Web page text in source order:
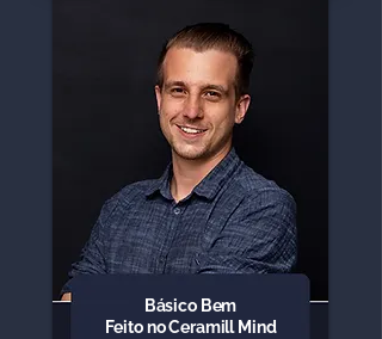
Básico Bem
Feito no Ceramill Mind